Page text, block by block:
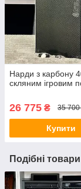
Нарди з карбону
скляним ігровим
26 775 ₴ 35 700
Купити
Подібні